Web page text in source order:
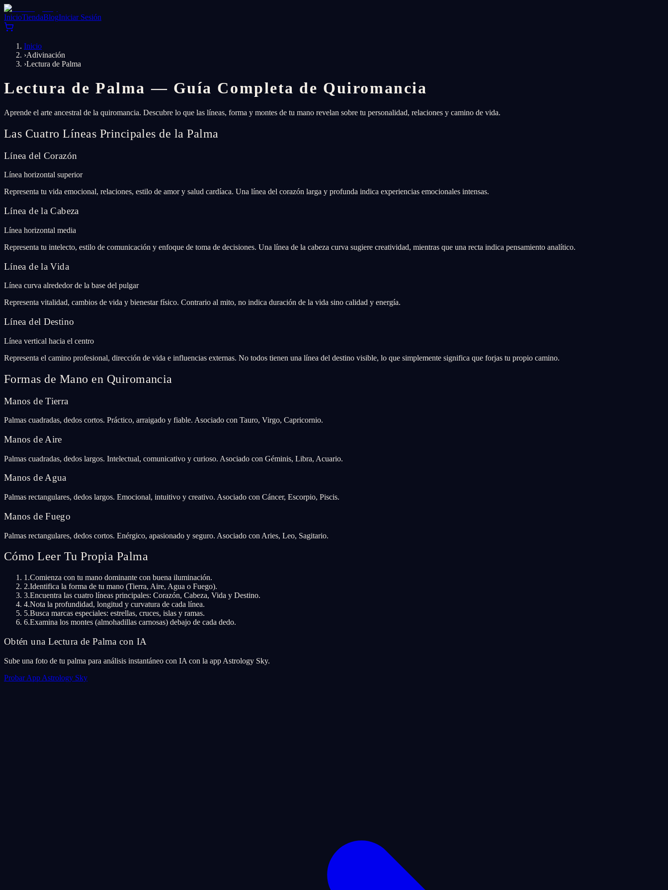
InicioTiendaBlogIniciar Sesión
Inicio
›Adivinación
›Lectura de Palma
Lectura de Palma — Guía Completa de Quiromancia
Aprende el arte ancestral de la quiromancia. Descubre lo que las líneas, forma y montes de tu mano revelan sobre tu personalidad, relaciones y camino de vida.
Las Cuatro Líneas Principales de la Palma
Línea del Corazón
Línea horizontal superior
Representa tu vida emocional, relaciones, estilo de amor y salud cardíaca. Una línea del corazón larga y profunda indica experiencias emocionales intensas.
Línea de la Cabeza
Línea horizontal media
Representa tu intelecto, estilo de comunicación y enfoque de toma de decisiones. Una línea de la cabeza curva sugiere creatividad, mientras que una recta indica pensamiento analítico.
Línea de la Vida
Línea curva alrededor de la base del pulgar
Representa vitalidad, cambios de vida y bienestar físico. Contrario al mito, no indica duración de la vida sino calidad y energía.
Línea del Destino
Línea vertical hacia el centro
Representa el camino profesional, dirección de vida e influencias externas. No todos tienen una línea del destino visible, lo que simplemente significa que forjas tu propio camino.
Formas de Mano en Quiromancia
Manos de Tierra
Palmas cuadradas, dedos cortos. Práctico, arraigado y fiable. Asociado con Tauro, Virgo, Capricornio.
Manos de Aire
Palmas cuadradas, dedos largos. Intelectual, comunicativo y curioso. Asociado con Géminis, Libra, Acuario.
Manos de Agua
Palmas rectangulares, dedos largos. Emocional, intuitivo y creativo. Asociado con Cáncer, Escorpio, Piscis.
Manos de Fuego
Palmas rectangulares, dedos cortos. Enérgico, apasionado y seguro. Asociado con Aries, Leo, Sagitario.
Cómo Leer Tu Propia Palma
1 .Comienza con tu mano dominante con buena iluminación.
2.Identifica la forma de tu mano (Tierra, Aire, Agua o Fuego).
3.Encuentra las cuatro líneas principales: Corazón, Cabeza, Vida y Destino.
4.Nota la profundidad, longitud y curvatura de cada línea.
5.Busca marcas especiales: estrellas, cruces, islas y ramas.
6.Examina los montes (almohadillas carnosas) debajo de cada dedo.
Obtén una Lectura de Palma con IA
Sube una foto de tu palma para análisis instantáneo con IA con la app Astrology Sky.
Probar App Astrology Sky